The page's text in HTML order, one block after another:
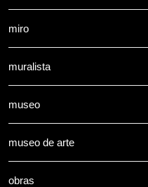
miro
muralista
museo
museo de arte
obras